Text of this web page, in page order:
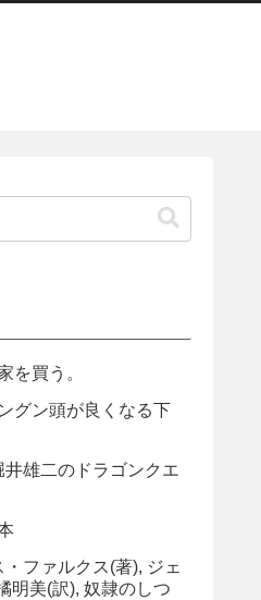
を買う。
グン頭が良くなる下
雄二のドラゴンクエ
ファルクス(著), ジェ
明美(訳), 奴隷のしつ